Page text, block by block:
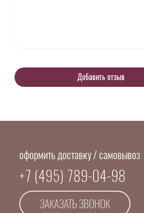
оформить доставку / самовывоз
+7 (495) 789-04-98
ЗАКАЗАТЬ ЗВОНОК